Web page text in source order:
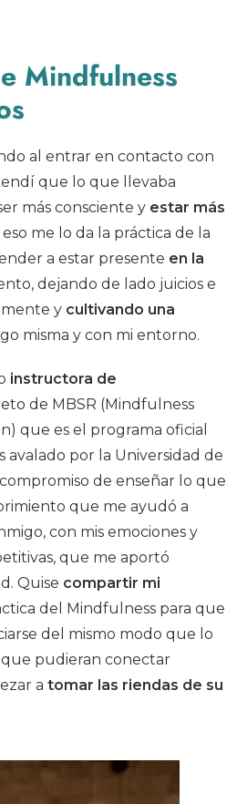
Mindfulness
al entrar en contacto con
que lo que llevaba
más consciente y estar más
eso me lo da la práctica de la
a estar presente en la
dejando de lado juicios e
y cultivando una
misma y con mi entorno.
instructora de
de MBSR (Mindfulness
que es el programa oficial
avalado por la Universidad de
de enseñar lo que
que me ayudó a
con mis emociones y
que me aportó
Quise compartir mi
del Mindfulness para que
del mismo modo que lo
que pudieran conectar
a tomar las riendas de su